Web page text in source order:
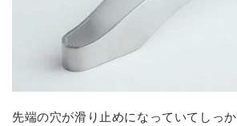
先端の穴が滑り止めになっていてしっか